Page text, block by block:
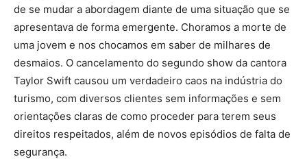
de se mudar a abordagem diante de uma situação que se
apresentava de forma emergente. Choramos a morte de
uma jovem e nos chocamos em saber de milhares de
desmaios. O cancelamento do segundo show da cantora
Taylor Swift causou um verdadeiro caos na indústria do
turismo, com diversos clientes sem informações e sem
orientações claras de como proceder para terem seus
direitos respeitados, além de novos episódios de falta de
segurança.